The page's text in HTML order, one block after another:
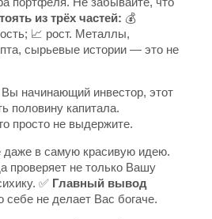
из трёх частей: 💰
📈 рост. Металлы,
сырьевые истории — это не
начинающий инвестор, этот
половину капитала.
просто не выдержите.
даже в самую красивую идею.
проверяет не только Вашу
✅ Главный вывод
себе не делает Вас богаче.